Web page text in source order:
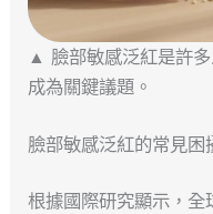
▲ 臉部敏感泛紅是許
成為關鍵議題。
臉部敏感泛紅的常見困
根據國際研究顯示，全